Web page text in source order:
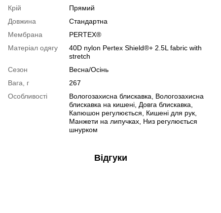
Крій
Прямий
Довжина
Стандартна
Мембрана
PERTEX®
Матеріал одягу
40D nylon Pertex Shield®+ 2.5L fabric with
stretch
Сезон
Весна/Осінь
Вага, г
267
Особливості
Вологозахисна блискавка, Вологозахисна
блискавка на кишені, Довга блискавка,
Капюшон регулюється, Кишені для рук,
Манжети на липучках, Низ регулюється
шнурком
Відгуки